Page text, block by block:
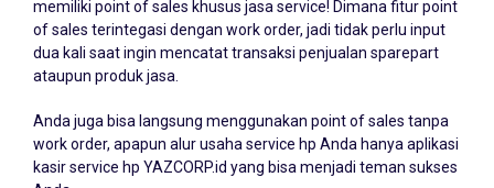
memiliki point of sales khusus jasa service! Dimana fitur point
of sales terintegasi dengan work order, jadi tidak perlu input
dua kali saat ingin mencatat transaksi penjualan sparepart
Anda juga bisa langsung menggunakan point of sales tanpa
work order, apapun alur usaha service hp Anda hanya aplikasi
kasir service hp YAZCORP.id yang bisa menjadi teman sukses